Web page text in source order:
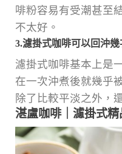
啡粉容易有受潮甚至
不太好。
3.濾掛式咖啡可以回沖幾
濾掛式咖啡基本上是
在一次沖煮後就幾乎
除了比較平淡之外，
湛盧咖啡｜濾掛式